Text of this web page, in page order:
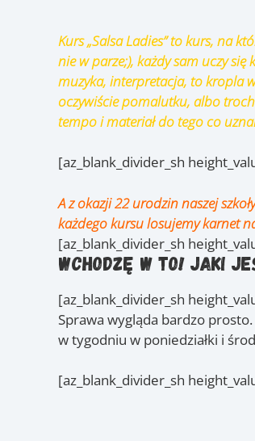
Kurs „Salsa Ladies” to kurs, na
nie w parze;), każdy sam uczy
muzyka, interpretacja, to kropla
oczywiście pomalutku, albo
tempo i materiał do tego co
[az_blank_divider_sh
A z okazji 22 urodzin naszej
każdego kursu losujemy karnet
[az_blank_divider_sh
Wchodzę w to! Jaki
[az_blank_divider_sh
Sprawa wygląda bardzo
w tygodniu w poniedziałki i
[az_blank_divider_sh